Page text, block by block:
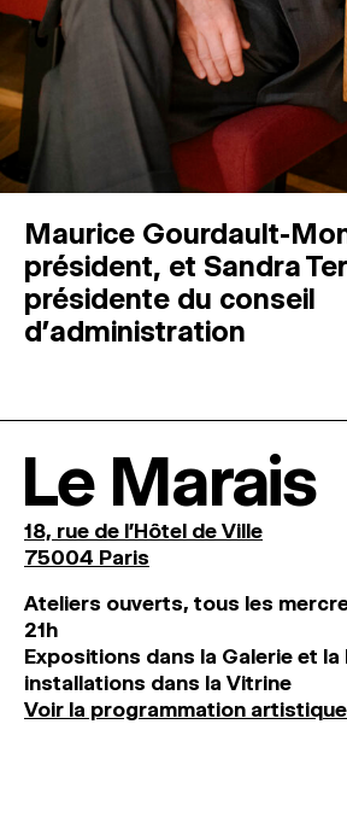
Maurice Gourdault-
président, et Sandra
présidente du conseil
d’administration
Le Marais
18, rue de l'Hôtel de Ville
75004 Paris
Ateliers ouverts, tous les
21h
Expositions dans la Galerie et la
installations dans la Vitrine
Voir la programmation